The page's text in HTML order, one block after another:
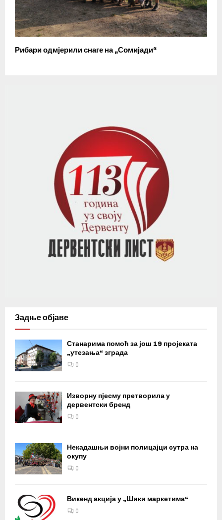
Рибари одмјерили снаге на „Сомијади“
Задње објаве
Станарима помоћ за још 19 пројеката
„утезања“ зграда
0
Изворну пјесму претворила у
дервентски бренд
0
Некадашњи војни полицајци сутра на
окупу
0
Викенд акција у „Шики маркетима“
0